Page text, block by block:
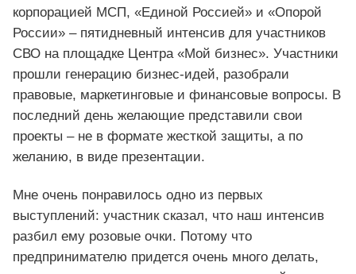
корпорацией МСП, «Единой Россией» и «Опорой
России» – пятидневный интенсив для участников
СВО на площадке Центра «Мой бизнес». Участники
прошли генерацию бизнес-идей, разобрали
правовые, маркетинговые и финансовые вопросы. В
последний день желающие представили свои
проекты – не в формате жесткой защиты, а по
желанию, в виде презентации.
Мне очень понравилось одно из первых
выступлений: участник сказал, что наш интенсив
разбил ему розовые очки. Потому что
предпринимателю придется очень много делать,